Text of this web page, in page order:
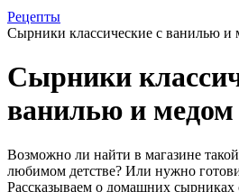
Рецепты
Сырники классические с ванилью и
Сырники
ванилью и медом
Возможно ли найти в магазине
любимом детстве? Или нужно
Рассказываем о домашних